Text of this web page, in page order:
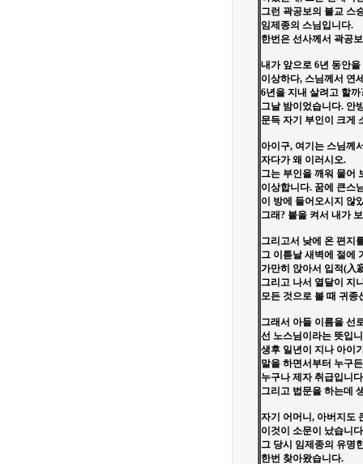
그런 곽공보의 불교 스
임제종의 스님입니다.
한번은 선사께서 곽공
내가 앞으로 6년 동안
이상하다, 스님께서 연
6년을 지내 살려고 할까
그날 밤이었습니다. 안
문득 자기 부인이 크게
아이구, 여기는 스님께
자다가 왜 이러시오.
그는 부인을 깨워 물어
이상합니다. 꿈에 큰스
이 방에 들어오시지 않
그래? 불을 켜서 내가
그리고서 낮에 온 편지
그 이튿날 새벽에 절에
가만히 앉아서 입적(入
그리고 나서 열달이 지
모든 것으로 볼 때 귀종
그래서 아들 이름을 선
선 노스님이라는 뜻입
생후 일년이 지나 아이
말을 하면서부터 누구
누구나 제자 취급입니
그리고 법문을 하는데
자기 어머니, 아버지도
이것이 소문이 났습니
그 당시 임제종의 유명
한번 찾아왔습니다.